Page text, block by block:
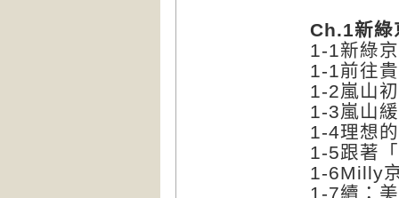
Ch.1新綠
1-1新綠
1-1前往
1-2嵐山
1-3嵐山
1-4理想
1-5跟著
1-6Milly
1-7續：